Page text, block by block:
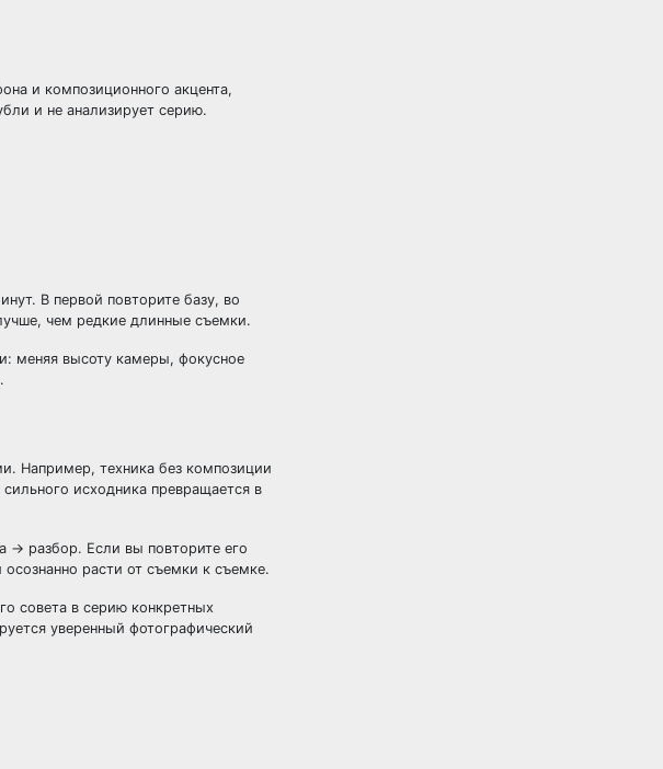
и композиционного акцента,
и не анализирует серию.
В первой повторите базу, во
чем редкие длинные съемки.
меняя высоту камеры, фокусное
Например, техника без композиции
исходника превращается в
→ разбор. Если вы повторите его
расти от съемки к съемке.
совета в серию конкретных
уверенный фотографический